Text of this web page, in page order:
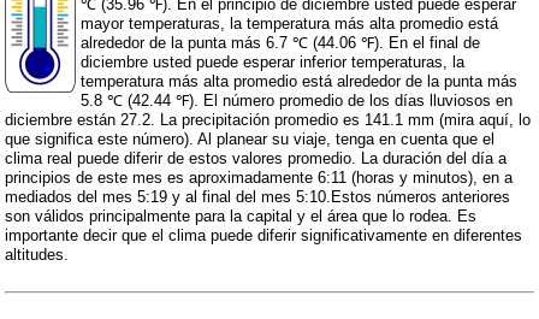
℃ (35.96 ℉). En el principio de diciembre usted puede esperar
mayor temperaturas, la temperatura más alta promedio está
alrededor de la punta más 6.7 ℃ (44.06 ℉). En el final de
diciembre usted puede esperar inferior temperaturas, la
temperatura más alta promedio está alrededor de la punta más
5.8 ℃ (42.44 ℉). El número promedio de los días lluviosos en
diciembre están 27.2. La precipitación promedio es 141.1 mm (mira aquí, lo
que significa este número). Al planear su viaje, tenga en cuenta que el
clima real puede diferir de estos valores promedio. La duración del día a
principios de este mes es aproximadamente 6:11 (horas y minutos), en a
mediados del mes 5:19 y al final del mes 5:10.Estos números anteriores
son válidos principalmente para la capital y el área que lo rodea. Es
importante decir que el clima puede diferir significativamente en diferentes
altitudes.